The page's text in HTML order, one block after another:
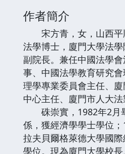
作者簡介
宋方青，女，山西平
法學博士，廈門大學法學
副院長。兼任中國法學
事、中國法學教育研究
理學專業委員會主任、
中心主任、廈門市人大法
硃崇實，1982年2月
係，獲經濟學學士學位
拉夫貝爾格萊德大學國
學位。現為廈門大學校